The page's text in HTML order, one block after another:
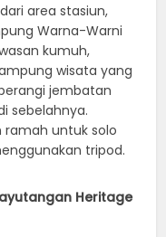
area stasiun,
Warna-Warni
kumuh,
wisata yang
jembatan
sebelahnya.
untuk solo
tripod.
Heritage